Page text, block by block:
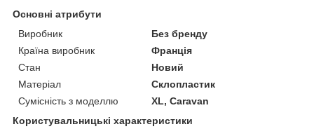
Основні атрибути
Виробник
Без бренду
Країна виробник
Франція
Стан
Новий
Матеріал
Склопластик
Сумісність з моделлю
XL, Caravan
Користувальницькі характеристики